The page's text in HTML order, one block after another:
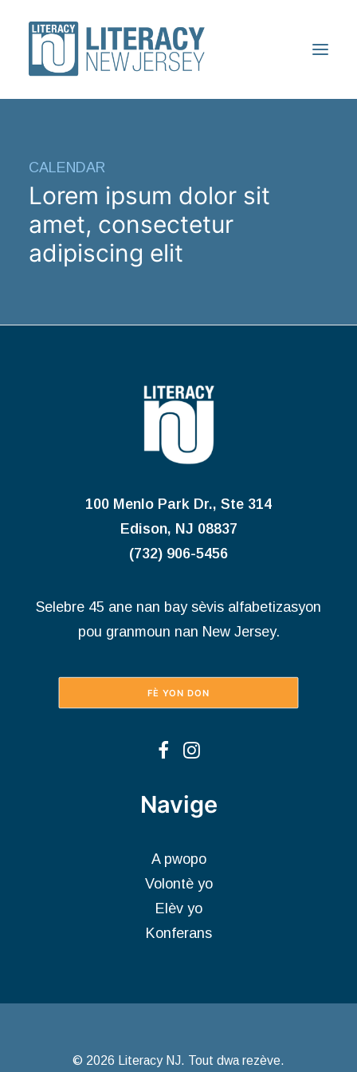
VOLONTÈ YO
ETIDYAN
RESOUS
KONFERANS
CALENDAR
Lorem ipsum dolor sit
amet, consectetur
adipiscing elit
100 Menlo Park Dr., Ste 314
Edison, NJ 08837
(732) 906-5456
Selebre 45 ane nan bay sèvis alfabetizasyon
pou granmoun nan New Jersey.
FÈ YON DON
Navige
A pwopo
Volontè yo
Elèv yo
Konferans
© 2026 Literacy NJ. Tout dwa rezève.